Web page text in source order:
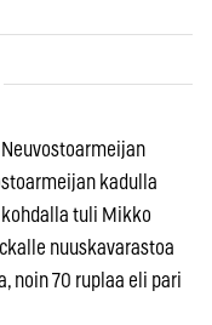
kadulla
tuli Mikko
nuuskavarastoa
noin 70 ruplaa eli pari